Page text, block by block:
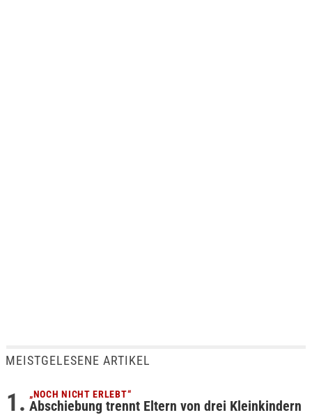
MEISTGELESENE ARTIKEL
„NOCH NICHT ERLEBT“
Abschiebung trennt Eltern von drei Kleinkindern